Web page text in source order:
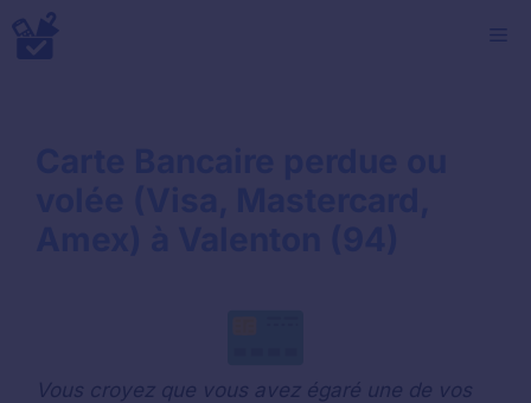
Aller
au
Vous croyez que vous avez égaré une de vos